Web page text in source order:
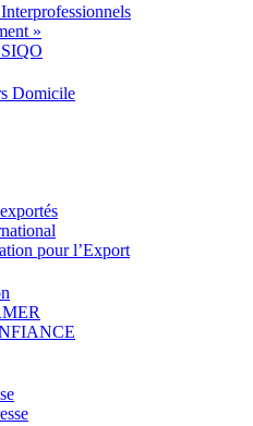
»
Domicile
pour l’Export